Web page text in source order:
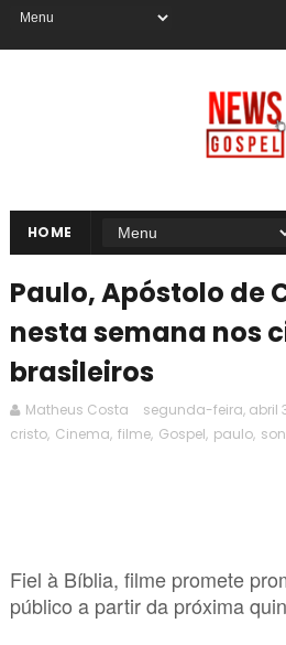
HOME
Paulo, Apóstolo de
nesta semana nos
brasileiros
Matheus Costa segunda-feira, abril
cristo, Cinema, filme, Gospel, paulo,
Fiel à Bíblia, filme promete
público a partir da próxima